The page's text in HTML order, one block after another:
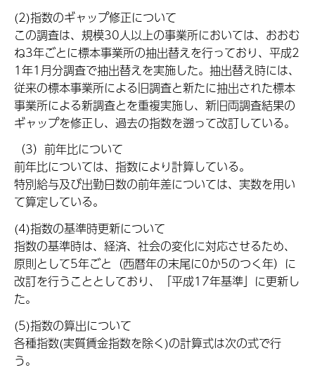
(2)指数のギャップ修正について
この調査は、規模30人以上の事業所においては、おおむ
ね3年ごとに標本事業所の抽出替えを行っており、平成2
1年1月分調査で抽出替えを実施した。抽出替え時には、
従来の標本事業所による旧調査と新たに抽出された標本
事業所による新調査とを重複実施し、新旧両調査結果の
ギャップを修正し、過去の指数を遡って改訂している。
（3）前年比について
前年比については、指数により計算している。
特別給与及び出勤日数の前年差については、実数を用い
て算定している。
(4)指数の基準時更新について
指数の基準時は、経済、社会の変化に対応させるため、
原則として5年ごと（西暦年の末尾に0か5のつく年）に
改訂を行うこととしており、「平成17年基準」に更新し
た。
(5)指数の算出について
各種指数(実質賃金指数を除く)の計算式は次の式で行
う。